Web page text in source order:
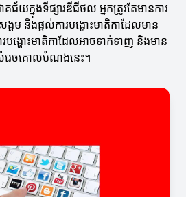
គជ័យក្នុងទីផ្សារឌីជីថល អ្នកត្រូវតែមានការ
ម និងផ្តល់ការបង្ហោះមាតិកាដែលមាន
ហោះមាតិកាដែលអាចទាក់ទាញ និងមាន
រេចគោលបំណងនេះ។